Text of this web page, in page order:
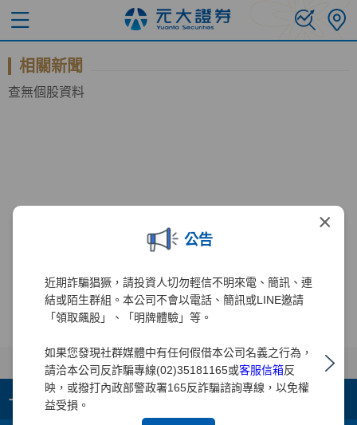
×
公告
近期詐騙猖獗，請投資人切勿輕信不明來電、簡訊、連
結或陌生群組。本公司不會以電話、簡訊或LINE邀請
「領取飆股」、「明牌體驗」等。
如果您發現社群媒體中有任何假借本公司名義之行為，
請洽本公司反詐騙專線(02)35181165或客服信箱反
映，或撥打內政部警政署165反詐騙諮詢專線，以免權
益受損。
相關新聞
查無個股資料
+ 集團成員